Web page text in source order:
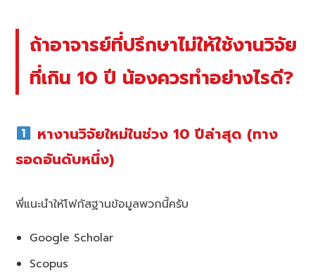
ถ้าอาจารย์ที่ปรึกษาไม่ให้ใช้งานวิจัย
ที่เกิน 10 ปี น้องควรทำอย่างไรดี?
หางานวิจัยใหม่ในช่วง 10 ปีล่าสุด (ทาง
รอดอันดับหนึ่ง)
พี่แนะนำให้โฟกัสฐานข้อมูลพวกนี้ครับ
Google Scholar
Scopus